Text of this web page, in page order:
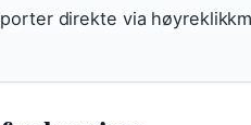
direkte via